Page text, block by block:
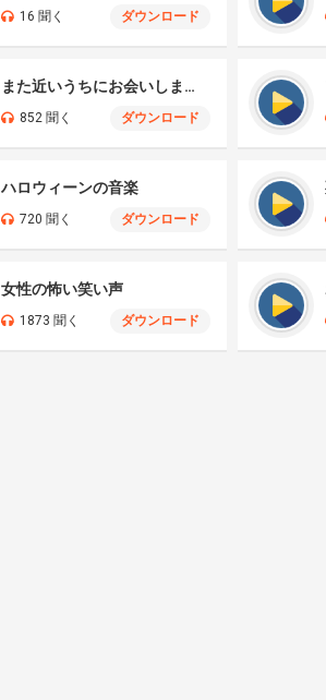
16 聞く ダウンロード
また近いうちにお会いしましょう
852 聞く ダウンロード
ハロウィーンの音楽
720 聞く ダウンロード
女性の怖い笑い声
1873 聞く ダウンロード